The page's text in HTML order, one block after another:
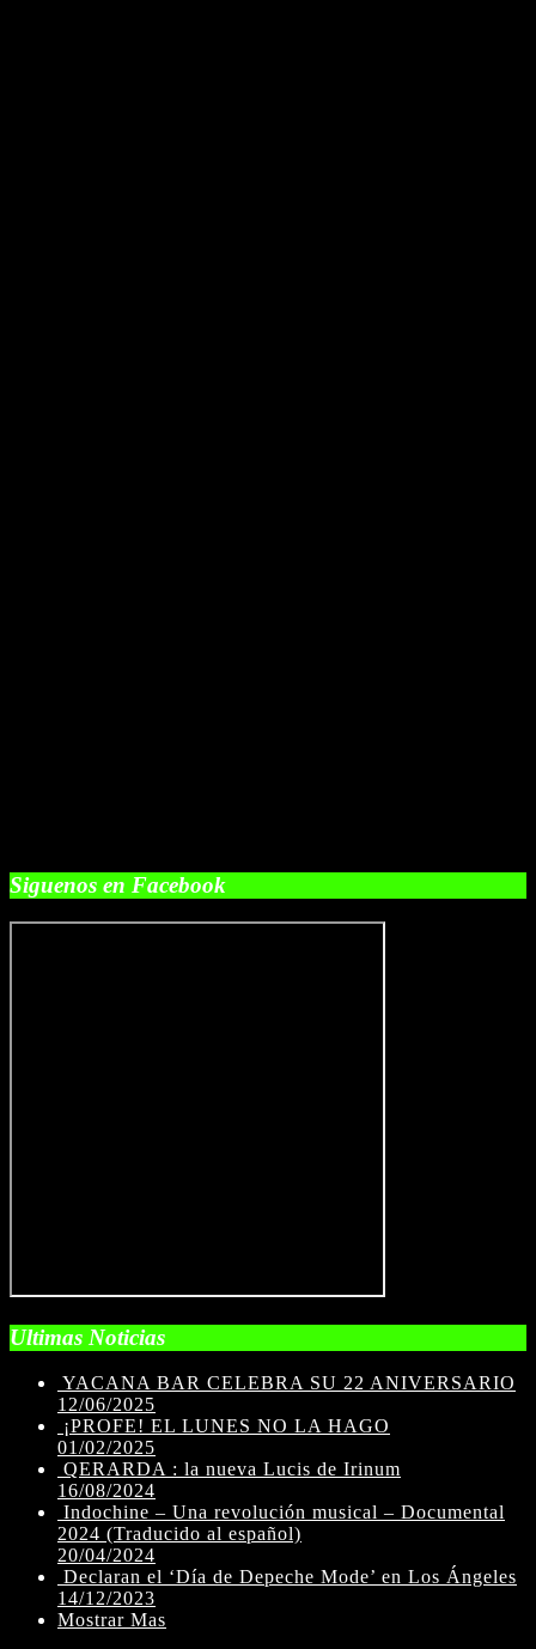
Siguenos en Facebook
Ultimas Noticias
YACANA BAR CELEBRA SU 22 ANIVERSARIO
12/06/2025
¡PROFE! EL LUNES NO LA HAGO
01/02/2025
QERARDA : la nueva Lucis de Irinum
16/08/2024
Indochine – Una revolución musical – Documental
2024 (Traducido al español)
20/04/2024
Declaran el ‘Día de Depeche Mode’ en Los Ángeles
14/12/2023
Mostrar Mas